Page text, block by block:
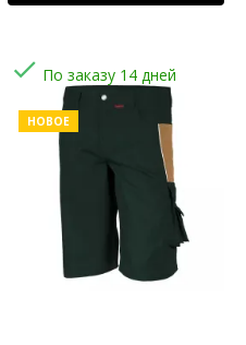
 По заказу 14 дней
НОВОЕ